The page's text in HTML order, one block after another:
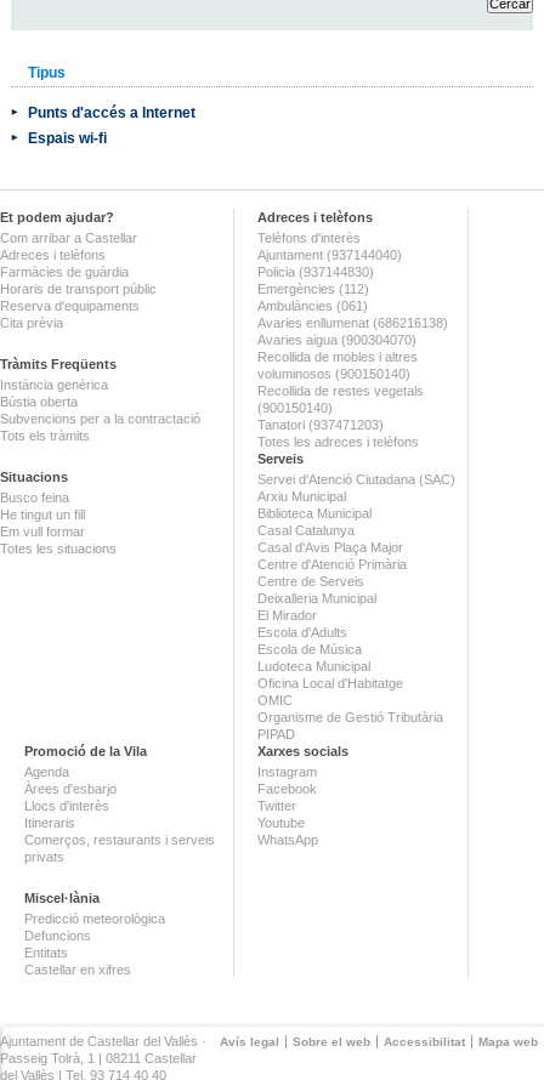
Tipus
Punts d'accés a Internet
Espais wi-fi
Et podem ajudar?
Com arribar a Castellar
Adreces i telèfons
Farmàcies de guàrdia
Horaris de transport públic
Reserva d'equipaments
Cita prèvia
Tràmits Freqüents
Instància genèrica
Bústia oberta
Subvencions per a la contractació
Tots els tràmits
Situacions
Busco feina
He tingut un fill
Em vull formar
Totes les situacions
Adreces i telèfons
Telèfons d'interès
Ajuntament (937144040)
Policia (937144830)
Emergències (112)
Ambulàncies (061)
Avaries enllumenat (686216138)
Avaries aigua (900304070)
Recollida de mobles i altres
voluminosos (900150140)
Recollida de restes vegetals
(900150140)
Tanatori (937471203)
Totes les adreces i telèfons
Serveis
Servei d'Atenció Ciutadana (SAC)
Arxiu Municipal
Biblioteca Municipal
Casal Catalunya
Casal d'Avis Plaça Major
Centre d'Atenció Primària
Centre de Serveis
Deixalleria Municipal
El Mirador
Escola d'Adults
Escola de Música
Ludoteca Municipal
Oficina Local d'Habitatge
OMIC
Organisme de Gestió Tributària
PIPAD
Promoció de la Vila
Agenda
Àrees d'esbarjo
Llocs d'interès
Itineraris
Comerços, restaurants i serveis
privats
Miscel·lània
Predicció meteorològica
Defuncions
Entitats
Castellar en xifres
Xarxes socials
Instagram
Facebook
Twitter
Youtube
WhatsApp
Avís legal Sobre el web Accessibilitat Mapa web
Ajuntament de Castellar del Vallès ·
Passeig Tolrà, 1 | 08211 Castellar
del Vallès | Tel. 93 714 40 40